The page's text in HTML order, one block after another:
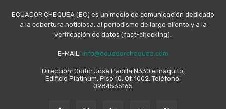
ECUADOR CHEQUEA (EC) es un medio de comunicación dedicado
a la cobertura noticiosa, al periodismo de largo aliento y a la
verificación de datos (fact-checking).
E-MAIL: info@ecuadorchequea.com
Dirección: Quito: José Padilla N330 e Iñaquito,
Edificio Platinum, Piso 10, Of. 1002. Teléfono:
0984535165